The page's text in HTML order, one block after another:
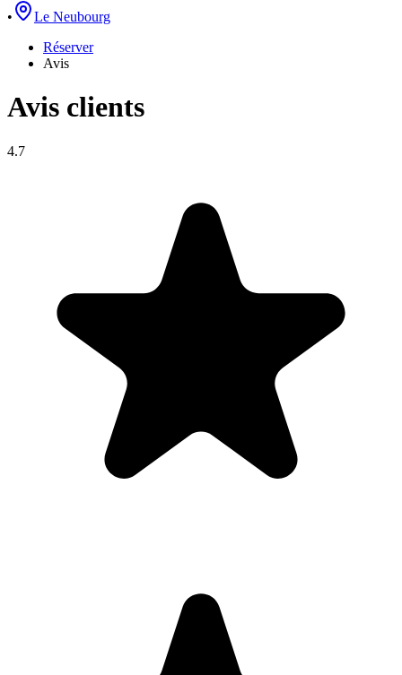
•
Le Neubourg
Réserver
Avis
Avis clients
4.7